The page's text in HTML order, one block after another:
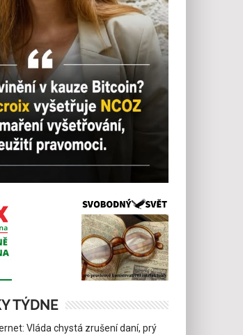
TÝDNE
Vláda chystá zrušení daní, prý